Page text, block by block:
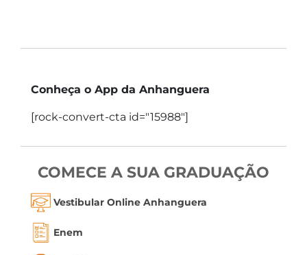
Conheça o App da Anhanguera
[rock-convert-cta id="15988"]
COMECE A SUA GRADUAÇÃO
Vestibular Online Anhanguera
Enem